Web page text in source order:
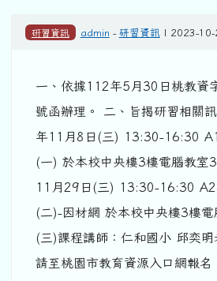
研習資訊 admin - 研習資訊| 2023-10-
一、依據112年5月30日桃教資
號函辦理。 二、旨揭研習相關
年11月8日(三) 13:30-16:30
(一) 於本校中央樓3樓電腦教室
11月29日(三) 13:30-16:30 A2
(二)-因材網 於本校中央樓3樓電
(三)課程講師：仁和國小 邱奕
請至桃園市教育資源入口網報名